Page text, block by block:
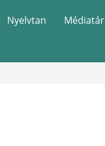
Nyelvtan Médiatár